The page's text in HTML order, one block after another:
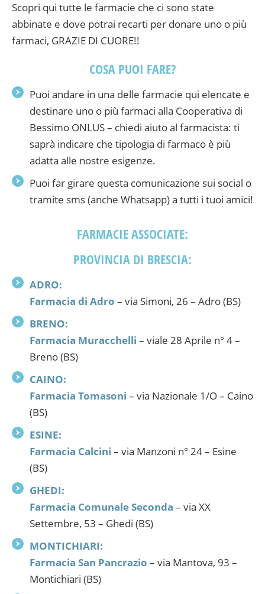
Scopri qui tutte le farmacie che ci sono state
abbinate e dove potrai recarti per donare uno o più
farmaci, GRAZIE DI CUORE!!
COSA PUOI FARE?
Puoi andare in una delle farmacie qui elencate e
destinare uno o più farmaci alla Cooperativa di
Bessimo ONLUS – chiedi aiuto al farmacista: ti
saprà indicare che tipologia di farmaco è più
adatta alle nostre esigenze.
Puoi far girare questa comunicazione sui social o
tramite sms (anche Whatsapp) a tutti i tuoi amici!
FARMACIE ASSOCIATE:
PROVINCIA DI BRESCIA:
ADRO:
Farmacia di Adro – via Simoni, 26 – Adro (BS)
BRENO:
Farmacia Muracchelli – viale 28 Aprile n° 4 –
Breno (BS)
CAINO:
Farmacia Tomasoni – via Nazionale 1/O – Caino
(BS)
ESINE:
Farmacia Calcini – via Manzoni n° 24 – Esine
(BS)
GHEDI:
Farmacia Comunale Seconda – via XX
Settembre, 53 – Ghedi (BS)
MONTICHIARI:
Farmacia San Pancrazio – via Mantova, 93 –
Montichiari (BS)